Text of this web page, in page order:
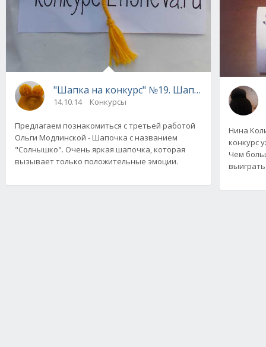
"Шапка на конкурс" №19. Шапка
14.10.14 Конкурсы
Предлагаем познакомиться с третьей работой
Ольги Модлинской - Шапочка с названием
"Солнышко". Очень яркая шапочка, которая
вызывает только положительные эмоции.
Нина
конкурс
Чем